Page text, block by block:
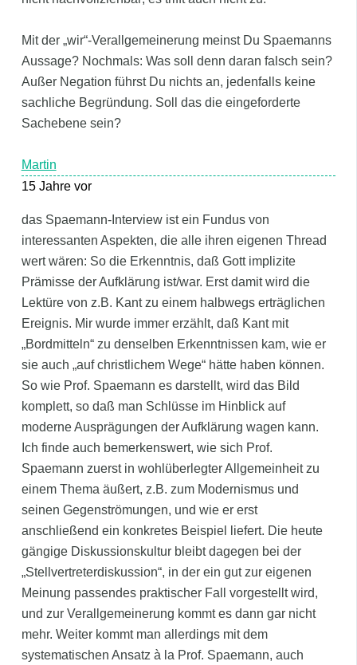
Mit der „wir“-Verallgemeinerung meinst Du Spaemanns
Aussage? Nochmals: Was soll denn daran falsch sein?
Außer Negation führst Du nichts an, jedenfalls keine
sachliche Begründung. Soll das die eingeforderte
Sachebene sein?
Martin
15 Jahre vor
das Spaemann-Interview ist ein Fundus von
interessanten Aspekten, die alle ihren eigenen Thread
wert wären: So die Erkenntnis, daß Gott implizite
Prämisse der Aufklärung ist/war. Erst damit wird die
Lektüre von z.B. Kant zu einem halbwegs erträglichen
Ereignis. Mir wurde immer erzählt, daß Kant mit
„Bordmitteln“ zu denselben Erkenntnissen kam, wie er
sie auch „auf christlichem Wege“ hätte haben können.
So wie Prof. Spaemann es darstellt, wird das Bild
komplett, so daß man Schlüsse im Hinblick auf
moderne Ausprägungen der Aufklärung wagen kann.
Ich finde auch bemerkenswert, wie sich Prof.
Spaemann zuerst in wohlüberlegter Allgemeinheit zu
einem Thema äußert, z.B. zum Modernismus und
seinen Gegenströmungen, und wie er erst
anschließend ein konkretes Beispiel liefert. Die heute
gängige Diskussionskultur bleibt dagegen bei der
„Stellvertreterdiskussion“, in der ein gut zur eigenen
Meinung passendes praktischer Fall vorgestellt wird,
und zur Verallgemeinerung kommt es dann gar nicht
mehr. Weiter kommt man allerdings mit dem
systematischen Ansatz à la Prof. Spaemann, auch